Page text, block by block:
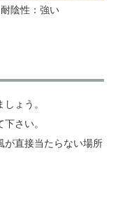
陰性：強い
ょう。
さい。
が直接当たらない場所